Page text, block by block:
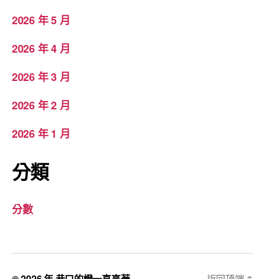
2026 年 5 月
2026 年 4 月
2026 年 3 月
2026 年 2 月
2026 年 1 月
分類
分數